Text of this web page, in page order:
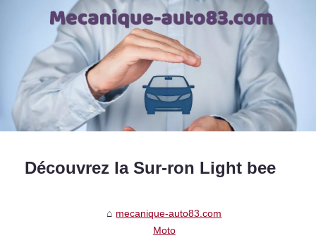
Découvrez la Sur-ron Light bee
mecanique-auto83.com
Moto